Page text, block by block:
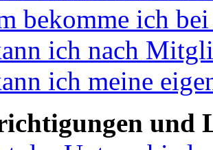
bekomme ich
ich nach
ich meine
und